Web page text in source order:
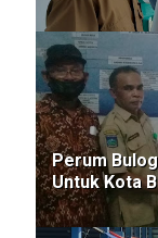
Perum
Untuk Kota